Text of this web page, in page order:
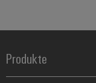
Produkte
IIoT & Automation